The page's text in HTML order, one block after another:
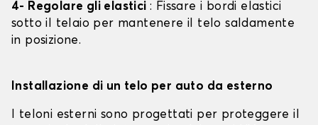
4- Regolare gli elastici : Fissare i bordi elastici
sotto il telaio per mantenere il telo saldamente
in posizione.
Installazione di un telo per auto da esterno
I teloni esterni sono progettati per proteggere il